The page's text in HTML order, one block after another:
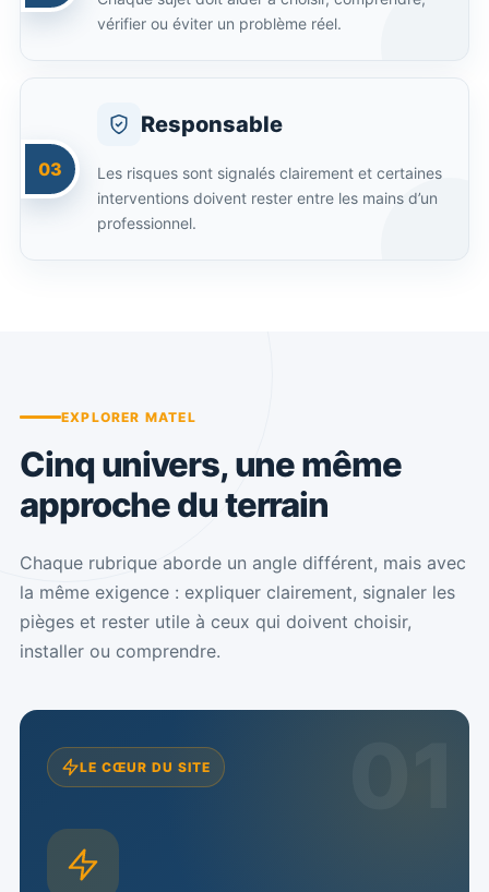
vérifier ou éviter un problème réel.
03
Responsable
Les risques sont signalés clairement et certaines
interventions doivent rester entre les mains d’un
professionnel.
EXPLORER MATEL
Cinq univers, une même
approche du terrain
Chaque rubrique aborde un angle différent, mais avec
la même exigence : expliquer clairement, signaler les
pièges et rester utile à ceux qui doivent choisir,
installer ou comprendre.
LE CŒUR DU SITE